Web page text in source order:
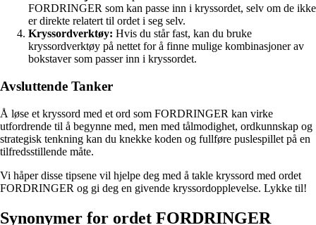
FORDRINGER som kan passe inn i kryssordet, selv om de ikke
er direkte relatert til ordet i seg selv.
Kryssordverktøy: Hvis du står fast, kan du bruke
kryssordverktøy på nettet for å finne mulige kombinasjoner av
bokstaver som passer inn i kryssordet.
Avsluttende Tanker
Å løse et kryssord med et ord som FORDRINGER kan virke
utfordrende til å begynne med, men med tålmodighet, ordkunnskap og
strategisk tenkning kan du knekke koden og fullføre puslespillet på en
tilfredsstillende måte.
Vi håper disse tipsene vil hjelpe deg med å takle kryssord med ordet
FORDRINGER og gi deg en givende kryssordopplevelse. Lykke til!
Synonymer for ordet FORDRINGER